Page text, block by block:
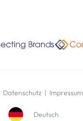
Datenschutz | Impressum
Deutsch